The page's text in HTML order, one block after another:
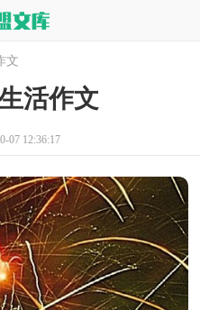
文
活作文
07 12:36:17